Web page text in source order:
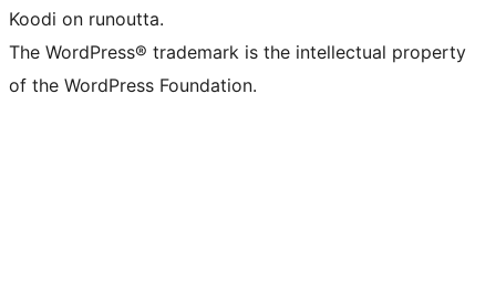
Koodi on runoutta.
The WordPress® trademark is the intellectual property
of the WordPress Foundation.